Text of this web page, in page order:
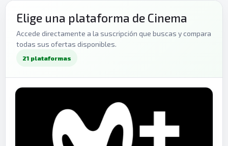
Elige una plataforma de Cinema
Accede directamente a la suscripción que buscas y compara
todas sus ofertas disponibles.
21 plataformas